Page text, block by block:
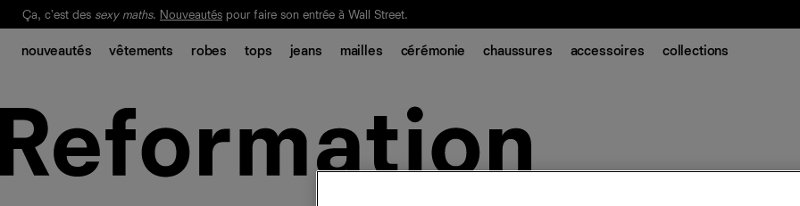
Notre Bilan Responsable 2025 est ici. Lisez-le
Ça, c'est des sexy maths. Nouveautés pour faire son entrée à Wall Street.
nouveautés vêtements robes tops jeans mailles cérémonie chaussures accessoires collections